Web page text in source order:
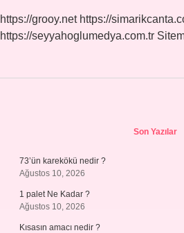
https://grooy.net https://
https://seyyahoglumedya.com.tr
Son Yazılar
73’ün karekökü nedir ?
Ağustos 10, 2026
1 palet Ne Kadar ?
Ağustos 10, 2026
Kısasın amacı nedir ?